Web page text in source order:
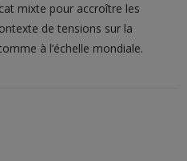
mixte pour accroître les
de tensions sur la
à l’échelle mondiale.